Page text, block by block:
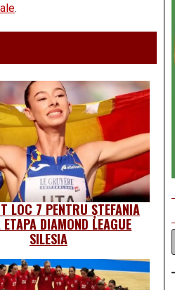
.
LOC 7 PENTRU ȘTEFANIA
DIAMOND LEAGUE
SILESIA